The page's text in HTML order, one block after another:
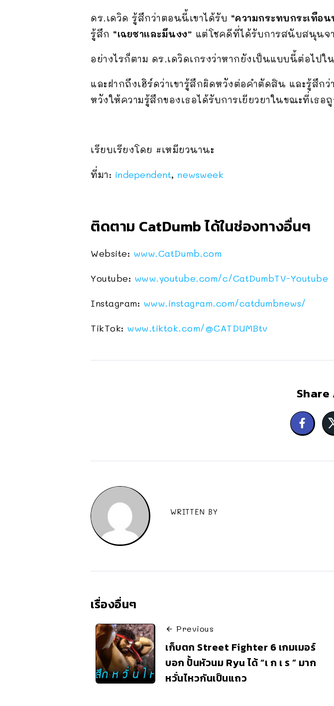
ดร.เดวิด รู้สึกว่าตอนนี้เขาได้รับ “ความกระทบกระเทือ
รู้สึก “เฉยชาและมึนงง” แต่โชคดีที่ได้รับการสนับสนุนจา
อย่างไรก็ตาม ดร.เดวิดเกรงว่าหากยังเป็นแบบนี้ต่อไป
และฝากถึงเฮิร์ดว่าเขารู้สึกผิดหวังต่อคำตัดสิน และรู้สึก
หวังให้ความรู้สึกของเธอได้รับการเยียวยาในขณะที่เธอ
เรียบเรียงโดย #เหมียวนานะ
ที่มา: independent, newsweek
ติดตาม CatDumb ได้ในช่องทางอื่นๆ
Website: www.CatDumb.com
Youtube: www.youtube.com/c/CatDumbTV-Youtube
Instagram: www.instagram.com/catdumbnews/
TikTok: www.tiktok.com/@CATDUMBtv
WRITTEN BY
เรื่องอื่นๆ
Previous
เก็บตก Street Fighter 6 เกมเมอร์
บอก ปั้นหัวนม Ryu ได้ “เ ก เ ร ” มาก
หวั่นไหวกันเป็นแถว